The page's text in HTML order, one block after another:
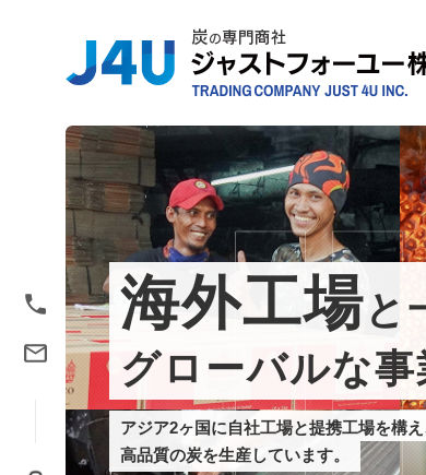
JUST4U
海外工場と
グローバルな事
アジア2ヶ国に自社工場と提携工場を構え
高品質の炭を生産しています。